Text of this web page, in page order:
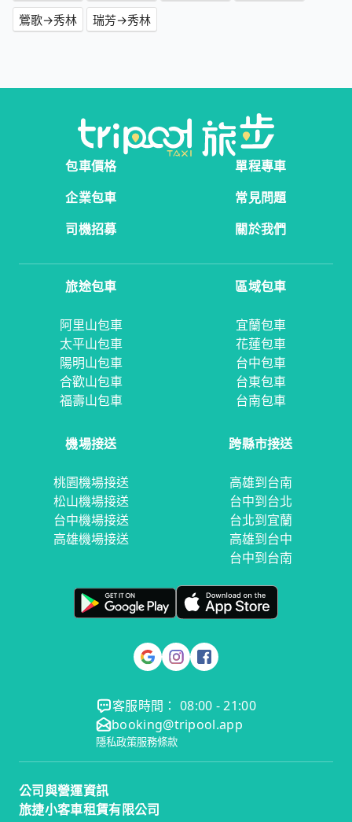
鶯歌→秀林
瑞芳→秀林
包車價格
單程專車
企業包車
常見問題
司機招募
關於我們
旅途包車
阿里山包車
太平山包車
陽明山包車
合歡山包車
福壽山包車
區域包車
宜蘭包車
花蓮包車
台中包車
台東包車
台南包車
機場接送
桃園機場接送
松山機場接送
台中機場接送
高雄機場接送
跨縣市接送
高雄到台南
台中到台北
台北到宜蘭
高雄到台中
台中到台南
客服時間： 08:00 - 21:00
booking@tripool.app
隱私政策服務條款
公司與營運資訊
旅捷小客車租賃有限公司